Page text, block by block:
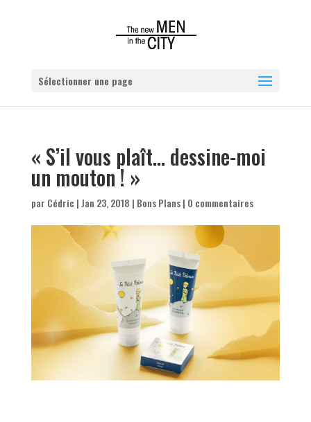
Sélectionner une page
« S’il vous plaît… dessine-moi
un mouton ! »
par Cédric |Jan 23, 2018 | Bons Plans| 0 commentaires